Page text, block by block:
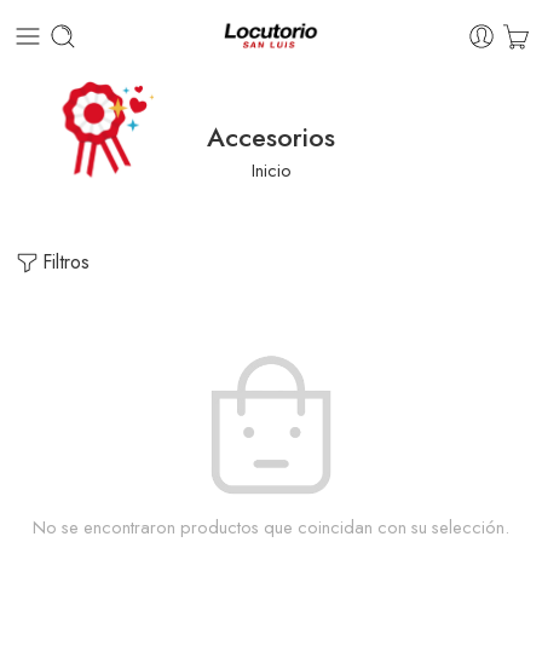
Accesorios
Inicio
Filtros
No se encontraron productos que coincidan con su selección.